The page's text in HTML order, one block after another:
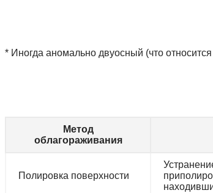
* Иногда аномально двуосный (что
Метод
облагораживания
Полировка поверхности